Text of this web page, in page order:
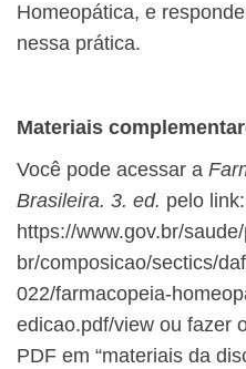
Homeopática, e
nessa prática.
Materiais
Você pode acessar a
Brasileira. 3. ed. pelo link:
https://www.gov.br/
br/composicao/sectics/
022/farmacopeia-
edicao.pdf/view ou fazer
PDF em “materiais da